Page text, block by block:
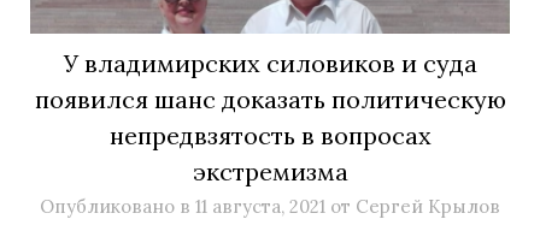
У владимирских силовиков и суда
появился шанс доказать политическую
непредвзятость в вопросах
экстремизма
Опубликовано в 11 августа, 2021 от Сергей Крылов